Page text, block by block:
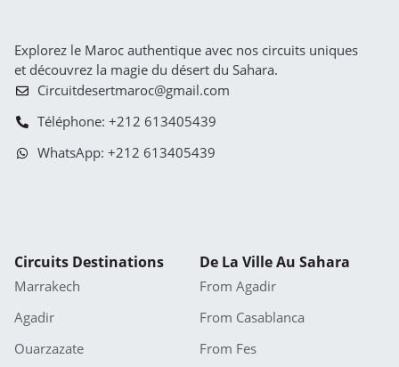
Explorez le Maroc authentique avec nos circuits uniques
et découvrez la magie du désert du Sahara.
Circuitdesertmaroc@gmail.com
Téléphone: +212 613405439
WhatsApp: +212 613405439
Circuits Destinations
Marrakech
Agadir
Ouarzazate
De La Ville Au Sahara
From Agadir
From Casablanca
From Fes